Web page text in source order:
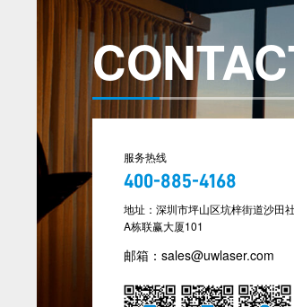
服务热线
400-885-4168
地址：深圳市坪山区坑梓街道沙田
A栋联赢大厦101
邮箱：sales@uwlaser.com